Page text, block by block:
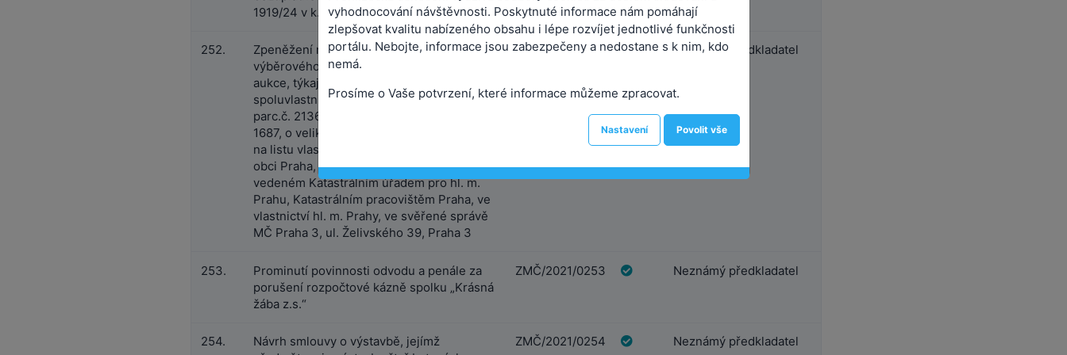
1919/24 v k.ú. Vysočany
252.
Zpeněžení nemovité věci formou
výběrového řízení s využitím elektronické
aukce, týkající se prodeje
spoluvlastnického podílu k pozemku
parc.č. 2136, jehož součástí je stavba č.p.
1687, o velikosti id. 275/1200, zapsaného
na listu vlastnictví č. 1095, v k.ú. Žižkov,
obci Praha, v katastru nemovitostí
vedeném Katastrálním úřadem pro hl. m.
Prahu, Katastrálním pracovištěm Praha, ve
vlastnictví hl. m. Prahy, ve svěřené správě
MČ Praha 3, ul. Želivského 39, Praha 3
ZMČ/2021/0252 Neznámý předkladatel
253.
Prominutí povinnosti odvodu a penále za
porušení rozpočtové kázně spolku „Krásná
žába z.s.“
ZMČ/2021/0253 Neznámý předkladatel
254.
Návrh smlouvy o výstavbě, jejímž
ZMČ/2021/0254 Neznámý předkladatel
vyhodnocování návštěvnosti. Poskytnuté informace nám pomáhají
zlepšovat kvalitu nabízeného obsahu i lépe rozvíjet jednotlivé funkčnosti
portálu. Nebojte, informace jsou zabezpečeny a nedostane s k nim, kdo
nemá.
Prosíme o Vaše potvrzení, které informace můžeme zpracovat.
Nastavení Povolit vše